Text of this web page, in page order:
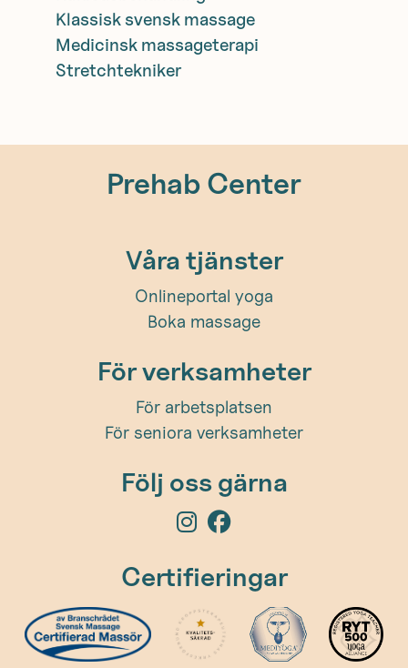
Klassisk svensk massage
Medicinsk massageterapi
Stretchtekniker
Prehab Center
Våra tjänster
Onlineportal yoga
Boka massage
För verksamheter
För arbetsplatsen
För seniora verksamheter
Följ oss gärna
Certifieringar